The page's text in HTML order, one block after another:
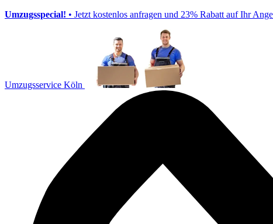
Umzugsspecial! • Jetzt kostenlos anfragen und 23% Rabatt auf Ihr
Umzugsservice Köln